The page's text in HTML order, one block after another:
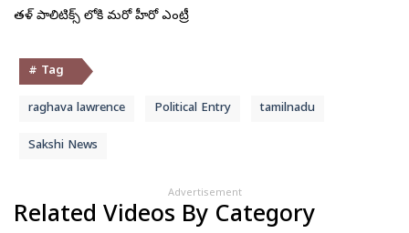
తమిళ్ పాలిటిక్స్ లోకి మరో హీరో ఎంట్రీ
# Tag
raghava lawrence Political Entry tamilnadu
Sakshi News
Advertisement
Related Videos By Category